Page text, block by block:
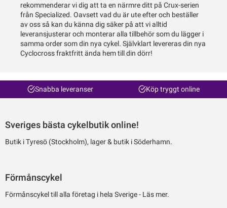
rekommenderar vi dig att ta en närmre ditt på Crux-serien
från Specialized. Oavsett vad du är ute efter och beställer
av oss så kan du känna dig säker på att vi alltid
leveransjusterar och monterar alla tillbehör som du lägger i
samma order som din nya cykel. Självklart levereras din nya
Snabba leveranser Köp tryggt online
Sveriges bästa cykelbutik online!
Butik i Tyresö (Stockholm), lager & butik i Söderhamn.
Förmånscykel
Förmånscykel till alla företag i hela Sverige - Läs mer.